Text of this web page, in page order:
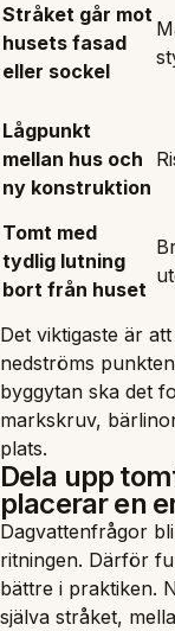
Stråket går mot
husets fasad
eller sockel
Lågpunkt
mellan hus och
ny konstruktion
Tomt med
tydlig lutning
bort från huset
Det viktigaste är
nedströms
byggytan ska det
markskruv,
plats.
Dela upp
placerar en
Dagvattenfrågor
ritningen. Därför
bättre i praktiken.
själva stråket,